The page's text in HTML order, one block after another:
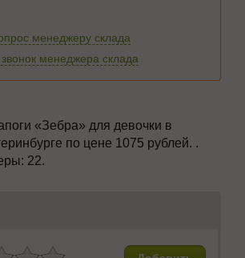
менеджеру склада
звонок менеджера склада
«Зебра» для девочки в
по цене 1075 рублей. .
22.